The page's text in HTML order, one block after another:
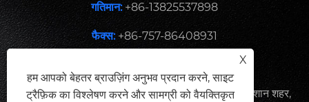
गतिमान: +86-13825537898
फैक्स: +86-757-86408931
पता:जिंशा डोंगयांग 4थ रोड, डेंज़ाओ टाउन, नानहाई जिला, फ़ोशान शहर,
X
हम आपको बेहतर ब्राउज़िंग अनुभव प्रदान करने, साइट
ट्रैफ़िक का विश्लेषण करने और सामग्री को वैयक्तिकृत